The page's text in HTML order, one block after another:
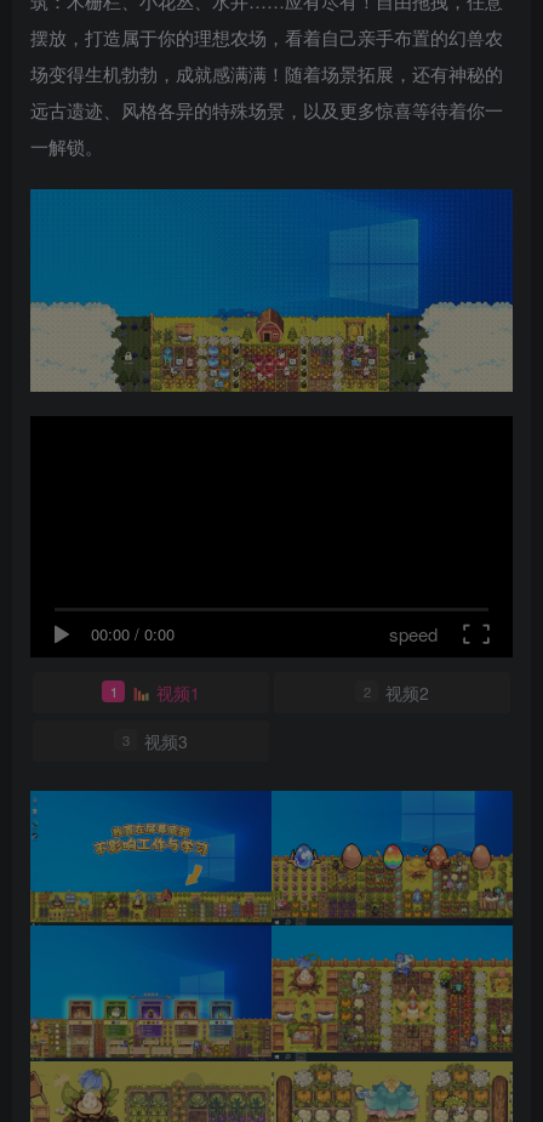
摆放，打造属于你的理想农场，看着自己亲手布置的幻兽农
场变得生机勃勃，成就感满满！随着场景拓展，还有神秘的
远古遗迹、风格各异的特殊场景，以及更多惊喜等待着你一
一解锁。
00:00 / 0:00 speed
1 视频1 2 视频2
3 视频3